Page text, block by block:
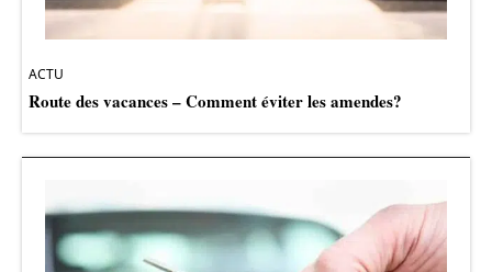
ACTU
Route des vacances – Comment éviter les amendes?